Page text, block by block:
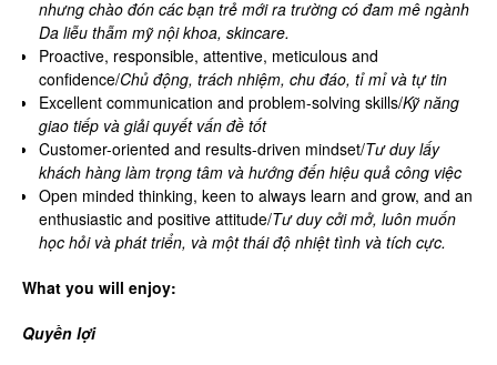
nhưng chào đón các bạn trẻ mới ra trường có đam mê ngành
Da liễu thẫm mỹ nội khoa, skincare.
Proactive, responsible, attentive, meticulous and
confidence/Chủ động, trách nhiệm, chu đáo, tỉ mỉ và tự tin
Excellent communication and problem-solving skills/Kỹ năng
giao tiếp và giải quyết vấn đề tốt
Customer-oriented and results-driven mindset/Tư duy lấy
khách hàng làm trọng tâm và hướng đến hiệu quả công việc
Open minded thinking, keen to always learn and grow, and an
enthusiastic and positive attitude/Tư duy cởi mở, luôn muốn
học hỏi và phát triển, và một thái độ nhiệt tình và tích cực.
What you will enjoy:
Quyền lợi